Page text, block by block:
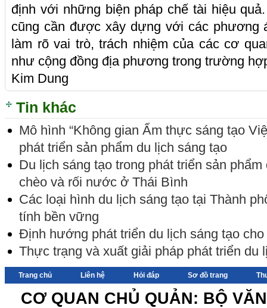
định với những biện pháp chế tài hiệu
cũng cần được xây dựng với các phương
làm rõ vai trò, trách nhiệm của các cơ
như cộng đồng địa phương trong trường
Kim Dung
Tin khác
Mô hình “Không gian Ẩm thực sáng tạo
phát triển sản phẩm du lịch sáng tạo
Du lịch sáng tạo trong phát triển sản
chèo và rối nước ở Thái Bình
Các loại hình du lịch sáng tạo tại Thành
tính bền vững
Định hướng phát triển du lịch sáng tạo
Thực trạng và xuất giải pháp phát triển du
Trang chủ Liên hệ Hỏi đáp Sơ đồ trang
CƠ QUAN CHỦ QUẢN: BỘ